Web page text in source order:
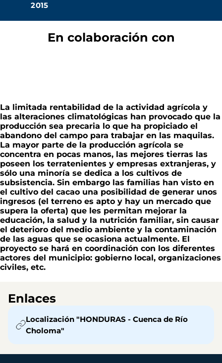
2015
En colaboración con
La limitada rentabilidad de la actividad agrícola y
las alteraciones climatológicas han provocado que la
producción sea precaria lo que ha propiciado el
abandono del campo para trabajar en las maquilas.
La mayor parte de la producción agrícola se
concentra en pocas manos, las mejores tierras las
poseen los terratenientes y empresas extranjeras, y
sólo una minoría se dedica a los cultivos de
subsistencia. Sin embargo las familias han visto en
el cultivo del cacao una posibilidad de generar unos
ingresos (el terreno es apto y hay un mercado que
supera la oferta) que les permitan mejorar la
educación, la salud y la nutrición familiar, sin causar
el deterioro del medio ambiente y la contaminación
de las aguas que se ocasiona actualmente. El
proyecto se hará en coordinación con los diferentes
actores del municipio: gobierno local, organizaciones
civiles, etc.
Enlaces
Localización "HONDURAS - Cuenca de Río
Choloma"